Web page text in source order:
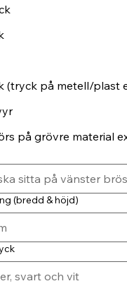
(tryck på metell/plast
på grövre material
(bredd & höjd)